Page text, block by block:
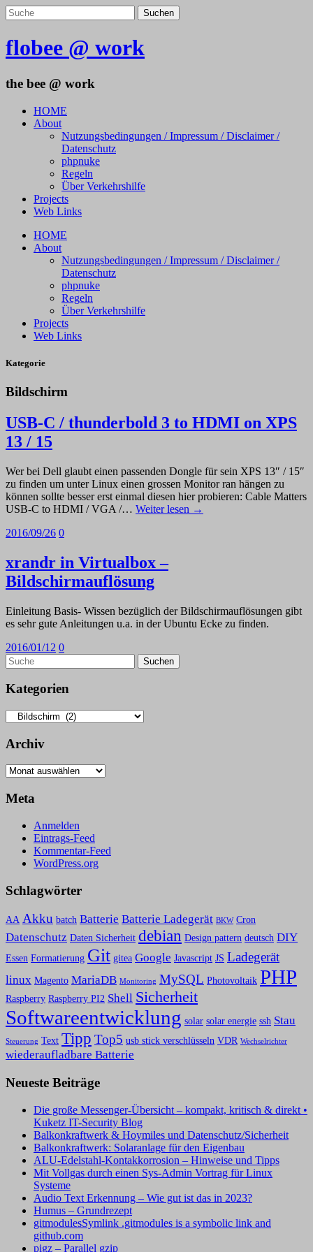
flobee @ work
the bee @ work
HOME
About
Nutzungsbedingungen / Impressum / Disclaimer /
Datenschutz
phpnuke
Regeln
Über Verkehrshilfe
Projects
Web Links
HOME
About
Nutzungsbedingungen / Impressum / Disclaimer /
Datenschutz
phpnuke
Regeln
Über Verkehrshilfe
Projects
Web Links
Kategorie
Bildschirm
USB-C / thunderbold 3 to HDMI on XPS
13 / 15
Wer bei Dell glaubt einen passenden Dongle für sein XPS 13″ / 15″
zu finden um unter Linux einen grossen Monitor ran hängen zu
können sollte besser erst einmal diesen hier probieren: Cable Matters
USB-C to HDMI / VGA /… Weiter lesen →
2016/09/26 0
xrandr in Virtualbox –
Bildschirmauflösung
Einleitung Basis- Wissen bezüglich der Bildschirmauflösungen gibt
es sehr gute Anleitungen u.a. in der Ubuntu Ecke zu finden.
2016/01/12 0
Kategorien
Kategorien
Archiv
Archiv
Meta
Anmelden
Eintrags-Feed
Kommentar-Feed
WordPress.org
Schlagwörter
AA Akku batch Batterie Batterie Ladegerät BKW Cron
Datenschutz Daten Sicherheit debian Design pattern deutsch DIY
Essen Formatierung Git gitea Google Javascript JS Ladegerät
linux Magento MariaDB Monitoring MySQL Photovoltaik PHP
Raspberry Raspberry PI2 Shell Sicherheit
Softwareentwicklung solar solar energie ssh Stau
Steuerung Text Tipp Top5 usb stick verschlüsseln VDR Wechselrichter
wiederaufladbare Batterie
Neueste Beiträge
Die große Messenger-Übersicht – kompakt, kritisch & direkt •
Kuketz IT-Security Blog
Balkonkraftwerk & Hoymiles und Datenschutz/Sicherheit
Balkonkraftwerk: Solaranlage für den Eigenbau
ALU-Edelstahl-Kontakkorrosion – Hinweise und Tipps
Mit Vollgas durch einen Sys-Admin Vortrag für Linux
Systeme
Audio Text Erkennung – Wie gut ist das in 2023?
Humus – Grundrezept
gitmodulesSymlink .gitmodules is a symbolic link and
github.com
pigz – Parallel gzip